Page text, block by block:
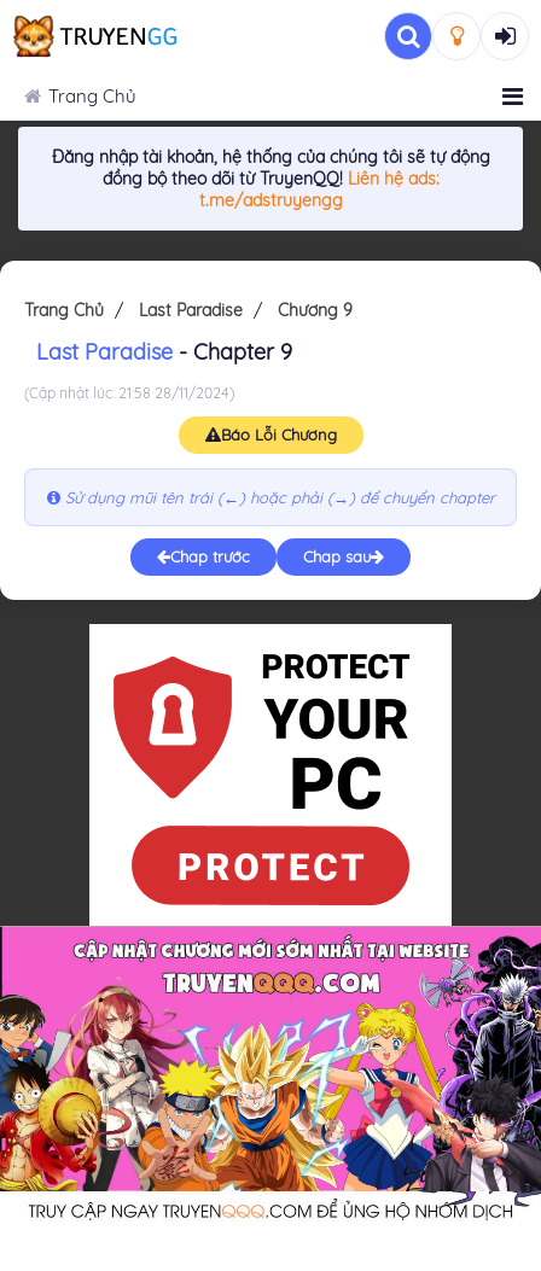
Trang Chủ
Đăng nhập tài khoản, hệ thống của chúng tôi sẽ tự động
đồng bộ theo dõi từ TruyenQQ! Liên hệ ads:
t.me/adstruyengg
Trang Chủ Last Paradise Chương 9
Last Paradise - Chapter 9
(Cập nhật lúc: 21:58 28/11/2024)
Báo Lỗi Chương
Sử dụng mũi tên trái (←) hoặc phải (→) để chuyển chapter
Chap trước Chap sau